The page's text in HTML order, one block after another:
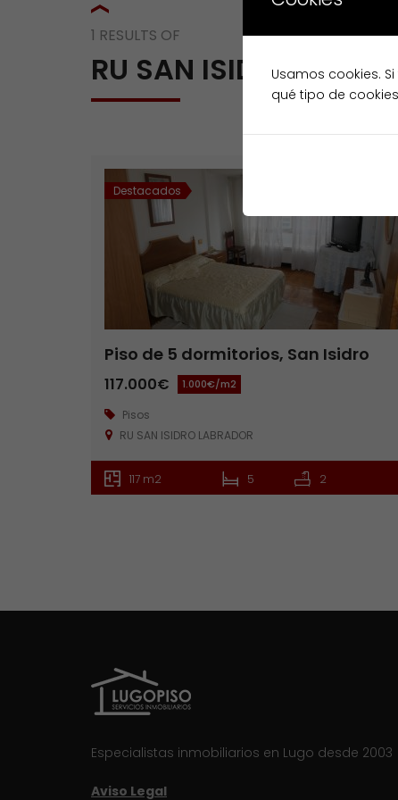
1 RESULTS OF
RU SAN ISIDRO
Destacados
Piso de 5 dormitorios, San Isidro
Labrador
117.000€ 1.000€/m2
Pisos
RU SAN ISIDRO LABRADOR
117 m2 5 2
Especialistas inmobiliarios en Lugo desde 2003
Aviso Legal
Usamos cookies.
qué tipo de